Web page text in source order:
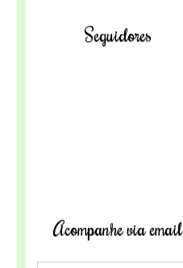
Seguidores
Acompanhe via email